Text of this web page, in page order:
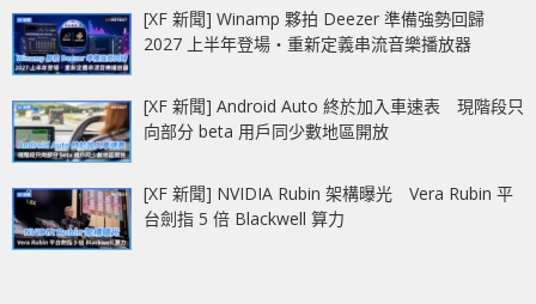
[XF 新聞] Winamp 夥拍 Deezer 準備強勢回歸
2027 上半年登場‧重新定義串流音樂播放器
[XF 新聞] Android Auto 終於加入車速表 現階段只
向部分 beta 用戶同少數地區開放
[XF 新聞] NVIDIA Rubin 架構曝光 Vera Rubin 平
台劍指 5 倍 Blackwell 算力